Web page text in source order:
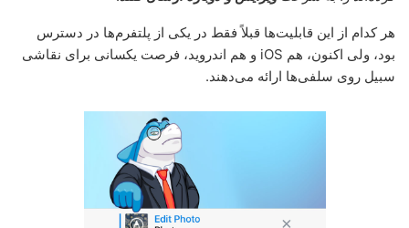
هر کدام از این قابلیت‌ها قبلاً فقط در یکی از پلتفرم‌ها در دسترس
بود، ولی اکنون، هم iOS و هم اندروید، فرصت یکسانی برای نقاشی
سبیل‌ روی سلفی‌ها ارائه می‌دهند.